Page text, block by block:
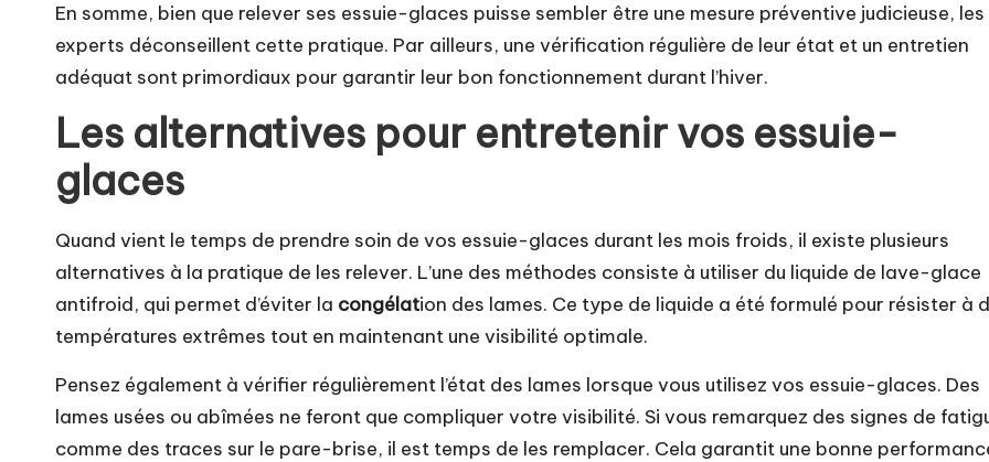
En somme, bien que relever ses essuie-glaces puisse sembler être une mesure préventive judicieuse, les
experts déconseillent cette pratique. Par ailleurs, une vérification régulière de leur état et un entretien
adéquat sont primordiaux pour garantir leur bon fonctionnement durant l’hiver.
Les alternatives pour entretenir vos essuie-
glaces
Quand vient le temps de prendre soin de vos essuie-glaces durant les mois froids, il existe plusieurs
alternatives à la pratique de les relever. L’une des méthodes consiste à utiliser du liquide de lave-glace
antifroid, qui permet d’éviter la congélation des lames. Ce type de liquide a été formulé pour résister à
températures extrêmes tout en maintenant une visibilité optimale.
Pensez également à vérifier régulièrement l’état des lames lorsque vous utilisez vos essuie-glaces. Des
lames usées ou abîmées ne feront que compliquer votre visibilité. Si vous remarquez des signes de
comme des traces sur le pare-brise, il est temps de les remplacer. Cela garantit une bonne